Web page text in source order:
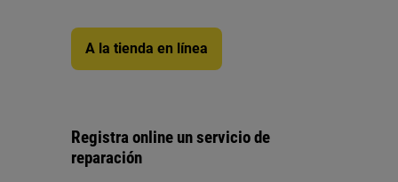
A la tienda en línea
Registra online un servicio de
reparación